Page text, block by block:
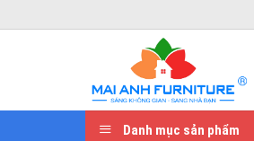
qua
Danh mục sản phẩm